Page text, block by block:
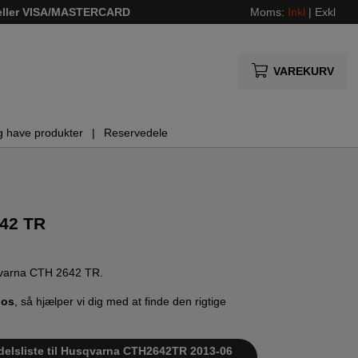
VISA/MASTERCARD Moms: Inkl | Exkl
VAREKURV
have produkter Reservedele
TR
CTH 2642 TR.
, så hjælper vi dig med at finde den rigtige
til Husqvarna CTH2642TR 2013-06